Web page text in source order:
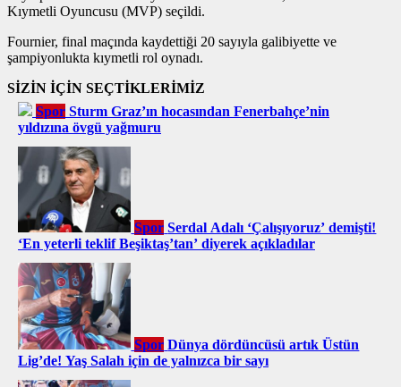
Kıymetli Oyuncusu (MVP) seçildi.
Fournier, final maçında kaydettiği 20 sayıyla galibiyette ve
şampiyonlukta kıymetli rol oynadı.
SİZİN İÇİN SEÇTİKLERİMİZ
Spor Sturm Graz’ın hocasından Fenerbahçe’nin
yıldızına övgü yağmuru
Spor Serdal Adalı ‘Çalışıyoruz’ demişti!
‘En yeterli teklif Beşiktaş’tan’ diyerek açıkladılar
Spor Dünya dördüncüsü artık Üstün
Lig’de! Yaş Salah için de yalnızca bir sayı